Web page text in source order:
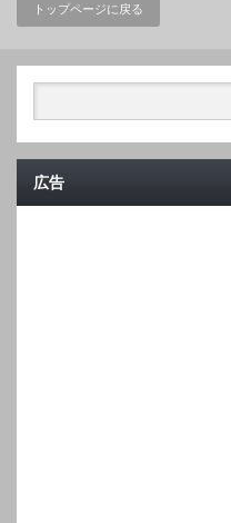
トップページに戻る
広告